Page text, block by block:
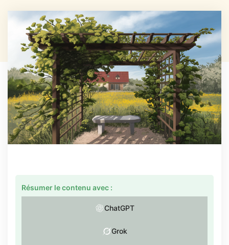
Résumer le contenu avec :
ChatGPT
Grok